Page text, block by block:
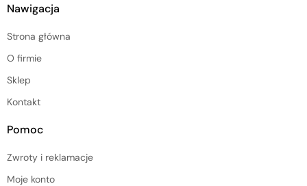
Nawigacja
Strona główna
O firmie
Sklep
Kontakt
Pomoc
Zwroty i reklamacje
Moje konto